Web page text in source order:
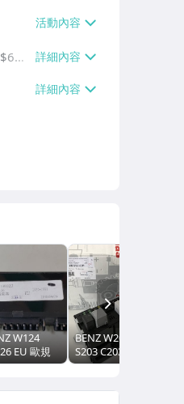
交/
W124
EU 歐規
繼電器 繼電
外匯拆車
BENZ W203
S203 C203
2000-2007 後
繼電器 油表 電